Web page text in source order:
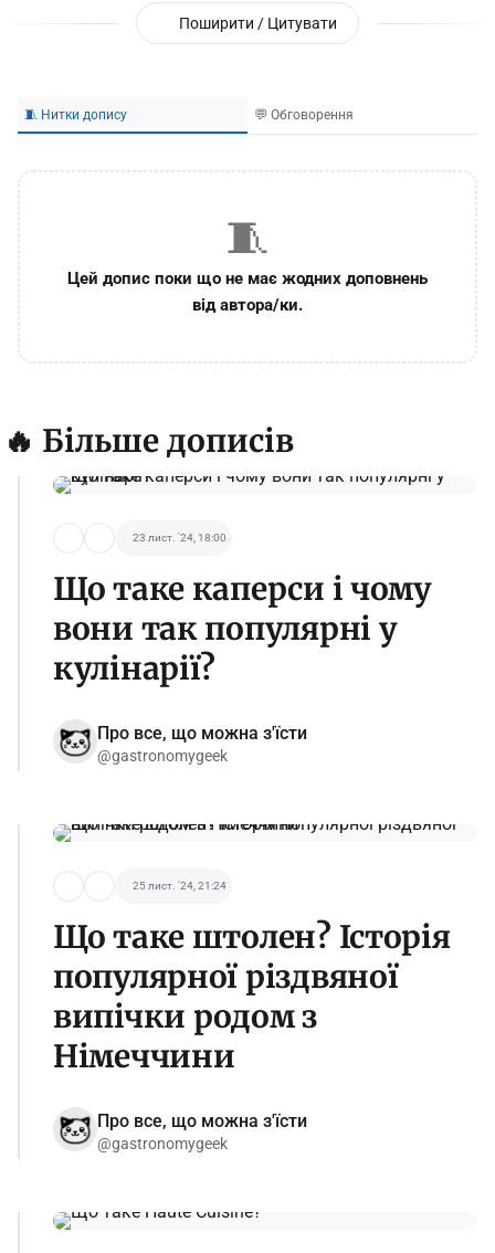
Поширити / Цитувати
🧵 Нитки допису 💬 Обговорення
🧵
Цей допис поки що не має жодних доповнень
від автора/ки.
🔥 Більше дописів
23 лист. '24, 18:00
Що таке каперси і чому
вони так популярні у
кулінарії?
Про все, що можна з'їсти
@gastronomygeek
25 лист. '24, 21:24
Що таке штолен? Історія
популярної різдвяної
випічки родом з
Німеччини
Про все, що можна з'їсти
@gastronomygeek